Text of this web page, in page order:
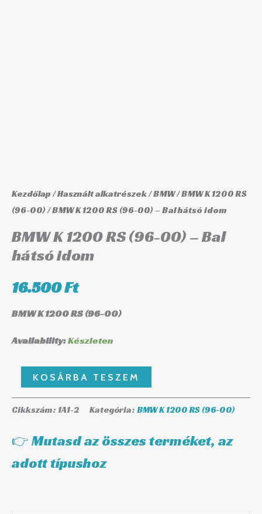
Kezdőlap/Használt alkatrészek/BMW/BMW K 1200 RS
(96-00)/ BMW K 1200 RS (96-00) – Bal hátsó idom
BMW K 1200 RS (96-00) – Bal
hátsó idom
16.500Ft
BMW K 1200 RS (96-00)
Availability:Készleten
KOSÁRBA TESZEM
Cikkszám: 1A1-2 Kategória: BMW K 1200 RS (96-00)
👉 Mutasd az összes terméket, az
adott típushoz